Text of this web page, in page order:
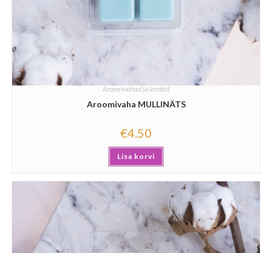
Aroomivahad ja lambid
Aroomivaha MULLINÄTS
€4.50
Lisa korvi